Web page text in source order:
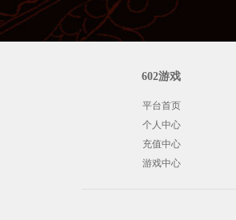
602游戏
平台首页
个人中心
充值中心
游戏中心